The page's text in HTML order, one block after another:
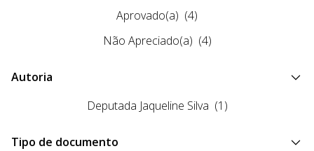
Aprovado(a) (4)
Não Apreciado(a) (4)
Autoria
Deputada Jaqueline Silva (1)
Tipo de documento